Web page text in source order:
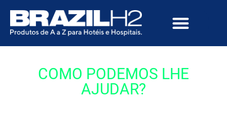
COMO PODEMOS LHE
AJUDAR?